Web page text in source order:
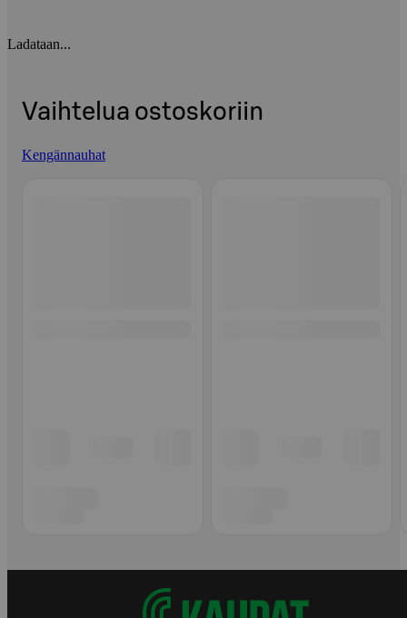
Ladataan...
Vaihtelua ostoskoriin
Kengännauhat